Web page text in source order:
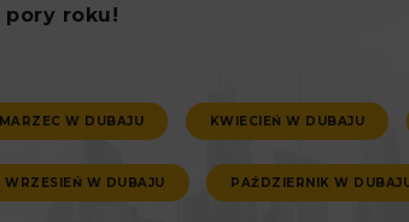
pory roku!
MARZEC W DUBAJU KWIECIEŃ W DUBAJU
WRZESIEŃ W DUBAJU PAŹDZIERNIK W